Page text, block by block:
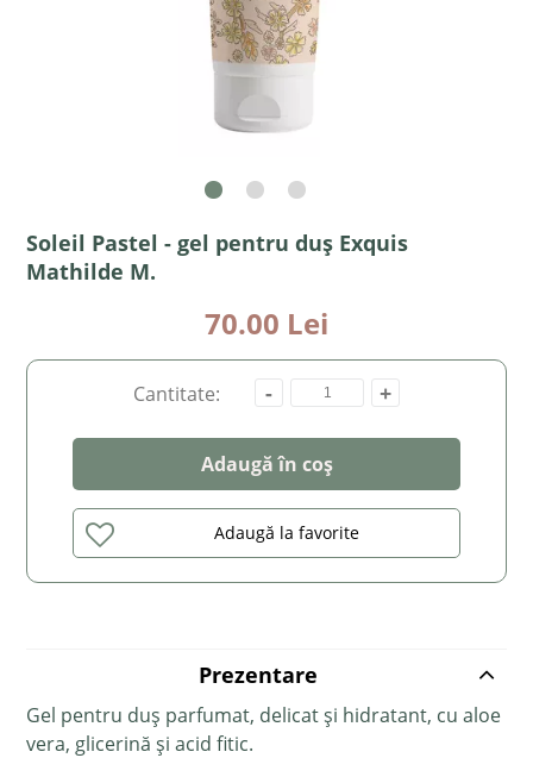
Soleil Pastel - gel pentru duș Exquis
Mathilde M.
70.00 Lei
Cantitate: - +
Adaugă în coș
Adaugă la favorite
Prezentare
Gel pentru duș parfumat, delicat și hidratant, cu aloe
vera, glicerină și acid fitic.